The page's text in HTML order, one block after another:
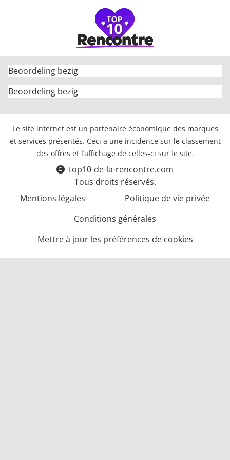
Beoordeling bezig
Beoordeling bezig
Le site internet est un partenaire économique des marques
et services présentés. Ceci a une incidence sur le classement
des offres et l’affichage de celles-ci sur le site.
top10-de-la-rencontre.com
Tous droits réservés.
Mentions légales
Politique de vie privée
Conditions générales
Mettre à jour les préférences de cookies